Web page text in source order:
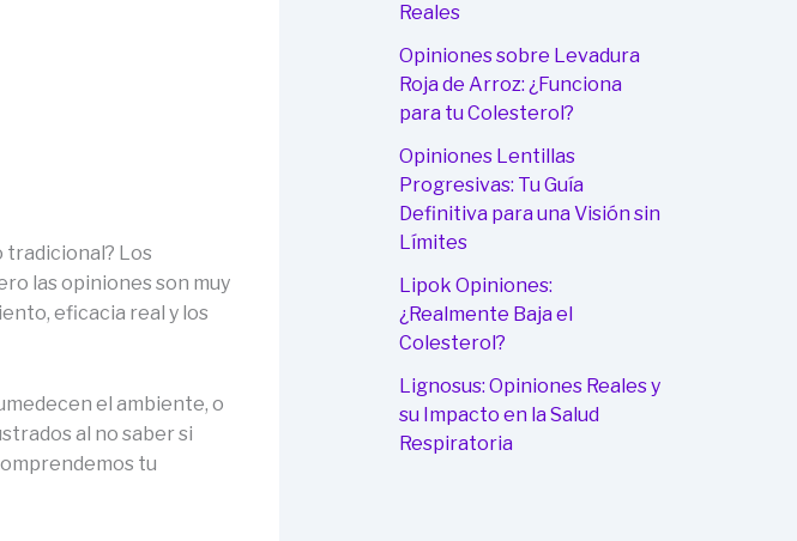
tradicional? Los
las opiniones son muy
eficacia real y los
el ambiente, o
al no saber si
tu
Reales
Opiniones sobre Levadura
Roja de Arroz: ¿Funciona
para tu Colesterol?
Opiniones Lentillas
Progresivas: Tu Guía
Definitiva para una Visión sin
Límites
Lipok Opiniones:
¿Realmente Baja el
Colesterol?
Lignosus: Opiniones Reales y
su Impacto en la Salud
Respiratoria